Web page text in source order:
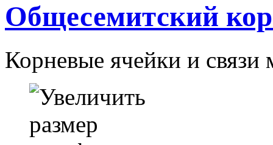
Общесемитский
Корневые ячейки и